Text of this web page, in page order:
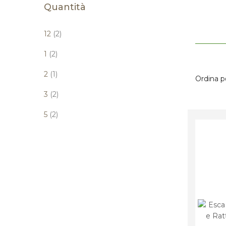
Quantità
12 2elementi
1 2elementi
2 1elemento
3 2elementi
5 2elementi
Ordina